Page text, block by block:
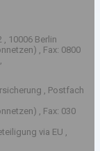
10006 Berlin
, Fax: 0800
, Postfach
, Fax: 030
via EU ,